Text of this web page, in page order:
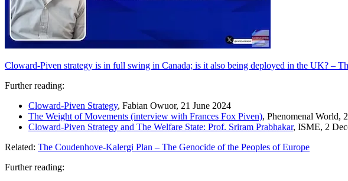
Cloward-Piven strategy is in full swing in Canada; is it also being deployed in the UK? –
Further reading:
Cloward-Piven Strategy, Fabian Owuor, 21 June 2024
The Weight of Movements (interview with Frances Fox Piven), Phenomenal World,
Cloward-Piven Strategy and The Welfare State: Prof. Sriram Prabhakar, ISME, 2
Related: The Coudenhove-Kalergi Plan – The Genocide of the Peoples of Europe
Further reading: